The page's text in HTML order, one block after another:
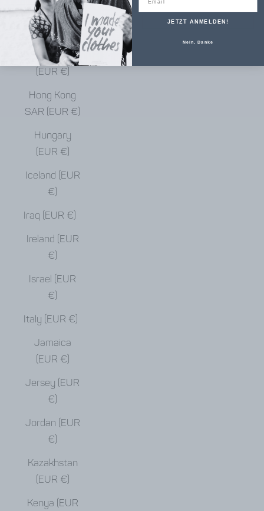
€)
Haiti (EUR €)
Honduras
(EUR €)
Hong Kong
SAR (EUR €)
Hungary
(EUR €)
Iceland (EUR
€)
Iraq (EUR €)
Ireland (EUR
€)
Israel (EUR
€)
Italy (EUR €)
Jamaica
(EUR €)
Jersey (EUR
€)
Jordan (EUR
€)
Kazakhstan
(EUR €)
Kenya (EUR
JETZT ANMELDEN!
Nein, Danke